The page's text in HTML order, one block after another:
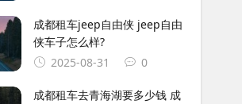
成都租车jeep自由侠 jeep自由
侠车子怎么样?
2025-08-31
0
成都租车去青海湖要多少钱 成